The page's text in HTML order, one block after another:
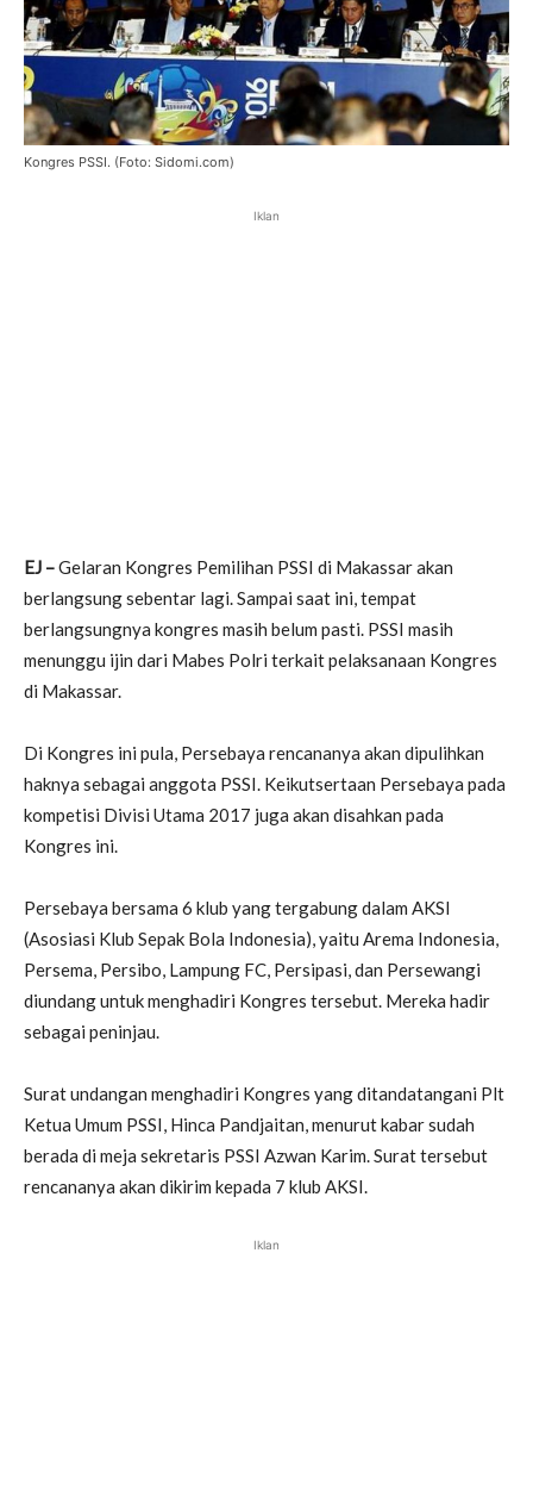
Kongres PSSI. (Foto: Sidomi.com)
Iklan
EJ –Gelaran Kongres Pemilihan PSSI di Makassar akan
berlangsung sebentar lagi. Sampai saat ini, tempat
berlangsungnya kongres masih belum pasti. PSSI masih
menunggu ijin dari Mabes Polri terkait pelaksanaan Kongres
di Makassar.
Di Kongres ini pula, Persebaya rencananya akan dipulihkan
haknya sebagai anggota PSSI. Keikutsertaan Persebaya pada
kompetisi Divisi Utama 2017 juga akan disahkan pada
Kongres ini.
Persebaya bersama 6 klub yang tergabung dalam AKSI
(Asosiasi Klub Sepak Bola Indonesia), yaitu Arema Indonesia,
Persema, Persibo, Lampung FC, Persipasi, dan Persewangi
diundang untuk menghadiri Kongres tersebut. Mereka hadir
sebagai peninjau.
Surat undangan menghadiri Kongres yang ditandatangani Plt
Ketua Umum PSSI, Hinca Pandjaitan, menurut kabar sudah
berada di meja sekretaris PSSI Azwan Karim. Surat tersebut
rencananya akan dikirim kepada 7 klub AKSI.
Iklan